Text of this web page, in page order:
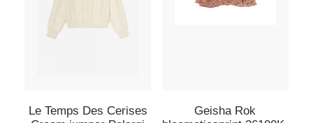
Le Temps Des Cerises
Geisha Rok